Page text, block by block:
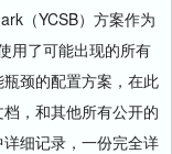
（YCSB）方案作为
用了可能出现的所有
颈的配置方案，在此
，和其他所有公开的
细记录，一份完全详